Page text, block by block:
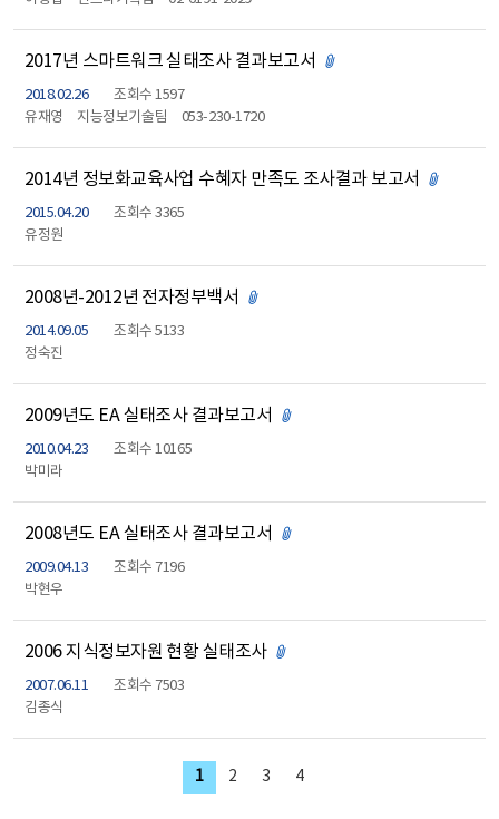
2017년 스마트워크 실태조사 결과보고서 첨부파일 있음
2018.02.26
조회수 1597
유재영
지능정보기술팀 053-230-1720
2014년 정보화교육사업 수혜자 만족도 조사결과 보고서 첨부파일
2015.04.20
조회수 3365
유정원
2008년-2012년 전자정부백서 첨부파일 있음
2014.09.05
조회수 5133
정숙진
2009년도 EA 실태조사 결과보고서 첨부파일 있음
2010.04.23
조회수 10165
박미라
2008년도 EA 실태조사 결과보고서 첨부파일 있음
2009.04.13
조회수 7196
박현우
2006 지식정보자원 현황 실태조사 첨부파일 있음
2007.06.11
조회수 7503
김종식
1 2 3 4